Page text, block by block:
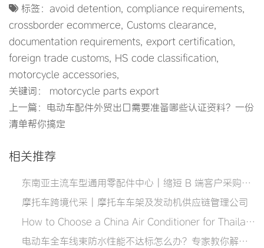
标签： avoid detention compliance requirements
crossborder ecommerce Customs clearance
documentation requirements export certification
foreign trade customs HS code classification
motorcycle accessories
关键词： motorcycle parts export
上一篇： 电动车配件外贸出口需要准备哪些认证资料？一份
清单帮你搞定
相关推荐
东南亚主流车型通用零配件中心 | 缩短 B 端客户采购周期的一站式零部件平台
摩托车跨境代采 | 摩托车车架及发动机供应链管理公司
How to Choose a China Air Conditioner for Thailand: The Complete Import Guide
电动车全车线束防水性能不达标怎么办？专家教你解决方案